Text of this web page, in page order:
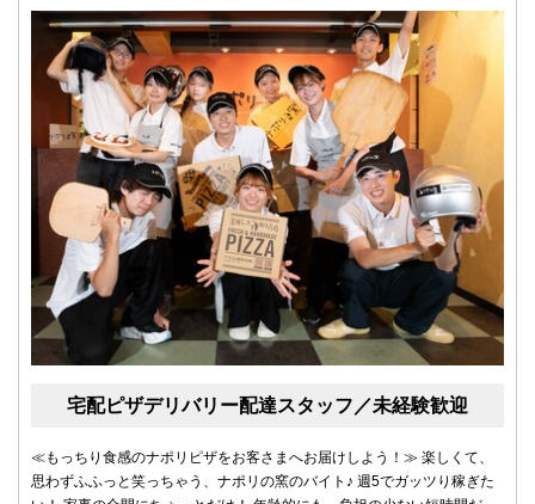
宅配ピザデリバリー配達スタッフ／未経験歓迎
≪もっちり食感のナポリピザをお客さまへお届けしよう！≫ 楽しくて、
思わずふふっと笑っちゃう、ナポリの窯のバイト♪ 週5でガッツり稼ぎた